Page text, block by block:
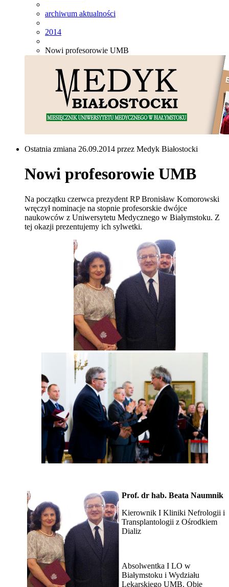
archiwum aktualności
2014
Nowi profesorowie UMB
Ostatnia zmiana 26.09.2014 przez Medyk Białostocki
Nowi profesorowie UMB
Na początku czerwca prezydent RP Bronisław Komorowski
wręczył nominacje na stopnie profesorskie dwójce
naukowców z Uniwersytetu Medycznego w Białymstoku. Z
tej okazji prezentujemy ich sylwetki.
Prof. dr hab. Beata Naumnik
Kierownik I Kliniki Nefrologii i
Transplantologii z Ośrodkiem
Dializ
Absolwentka I LO w
Białymstoku i Wydziału
Lekarskiego UMB. Obie